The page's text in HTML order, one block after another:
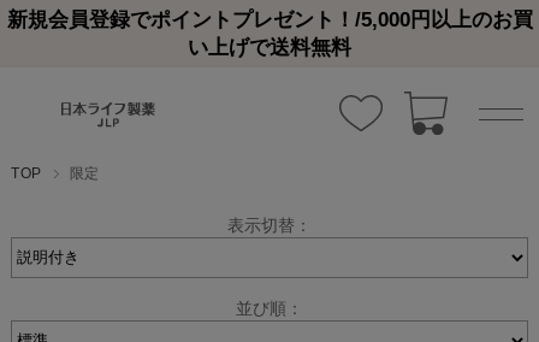
新規会員登録でポイントプレゼント！/5,000円以上のお買
い上げで送料無料
TOP 限定
表示切替：
並び順：